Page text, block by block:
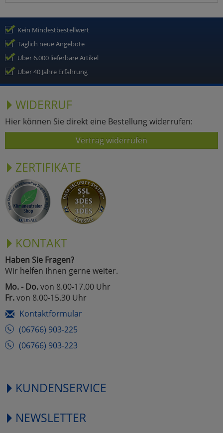
Kein Mindestbestellwert
Täglich neue Angebote
Über 6.000 lieferbare Artikel
Über 40 Jahre Erfahrung
WIDERRUF
Hier können Sie direkt eine Bestellung widerrufen:
Vertrag widerrufen
ZERTIFIKATE
KONTAKT
Haben Sie Fragen?
Wir helfen Ihnen gerne weiter.
Mo. - Do.von 8.00-17.00 Uhr
Fr.von 8.00-15.30 Uhr
Kontaktformular
(06766) 903-225
(06766) 903-223
KUNDENSERVICE
NEWSLETTER